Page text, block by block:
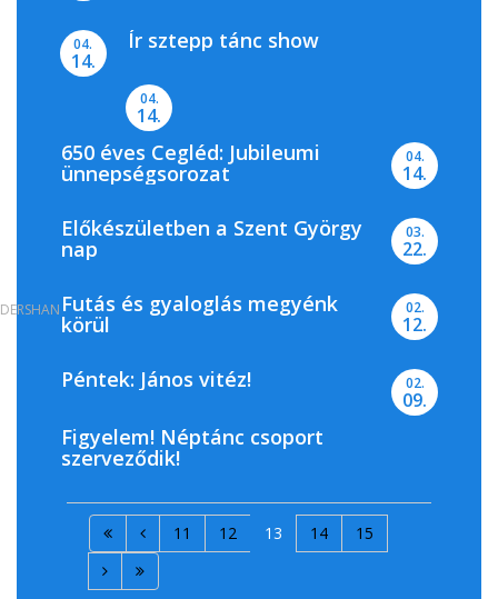
04.
14.
Ír sztepp tánc show
04.
14.
650 éves Cegléd: Jubileumi
ünnepségsorozat
04.
14.
Előkészületben a Szent György
nap
03.
22.
Futás és gyaloglás megyénk
körül
02.
12.
Péntek: János vitéz! 02.
09.
Figyelem! Néptánc csoport
szerveződik!
11 12 13 14 15
DERSHAN